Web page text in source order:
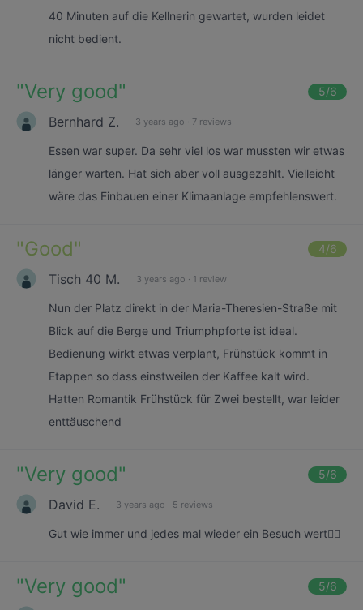
40 Minuten auf die Kellnerin gewartet, wurden leidet
nicht bedient.
"Very good" 5/6
Bernhard Z. 3 years ago · 7 reviews
Essen war super. Da sehr viel los war mussten wir etwas
länger warten. Hat sich aber voll ausgezahlt. Vielleicht
wäre das Einbauen einer Klimaanlage empfehlenswert.
"Good" 4/6
Tisch 40 M. 3 years ago · 1 review
Nun der Platz direkt in der Maria-Theresien-Straße mit
Blick auf die Berge und Triumphpforte ist ideal.
Bedienung wirkt etwas verplant, Frühstück kommt in
Etappen so dass einstweilen der Kaffee kalt wird.
Hatten Romantik Frühstück für Zwei bestellt, war leider
enttäuschend
"Very good" 5/6
David E. 3 years ago · 5 reviews
Gut wie immer und jedes mal wieder ein Besuch wert👍🏻
"Very good" 5/6